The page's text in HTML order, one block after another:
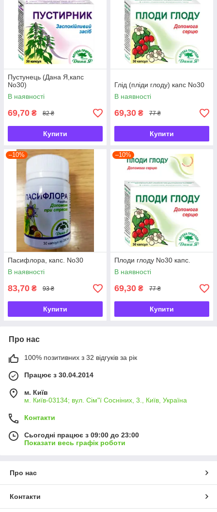
Пустунець (Дана Я,капс
No30)
В наявності
69,70 ₴ 82 ₴
Купити
Глід (пліди глоду) капс No30
В наявності
69,30 ₴ 77 ₴
Купити
–10%
Пасифлора, капс. No30
В наявності
83,70 ₴ 93 ₴
Купити
–10%
Плоди глоду No30 капс.
В наявності
69,30 ₴ 77 ₴
Купити
Про нас
100% позитивних з 32 відгуків за рік
Працює з 30.04.2014
м. Київ
м. Київ-03134; вул. Сім"ї Сосніних, 3., Київ, Україна
Контакти
Сьогодні працює з 09:00 до 23:00
Показати весь графік роботи
Про нас
Контакти